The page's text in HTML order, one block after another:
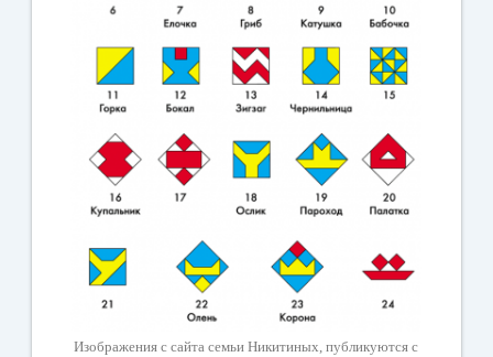
Изображения с сайта семьи Никитиных, публикуются с